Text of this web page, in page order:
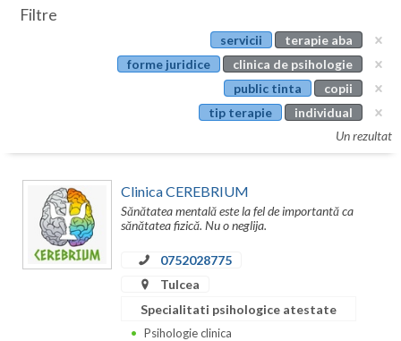
Botosani
Calarasi
Caras-Severin
Articole
Filtre
servicii
terapie aba
forme juridice
clinica de psihologie
public tinta
copii
tip terapie
individual
Un rezultat
Clinica CEREBRIUM
Sănătatea mentală este la fel de importantă ca
sănătatea fizică. Nu o neglija.
0752028775
Tulcea
Specialitati psihologice atestate
Psihologie clinica